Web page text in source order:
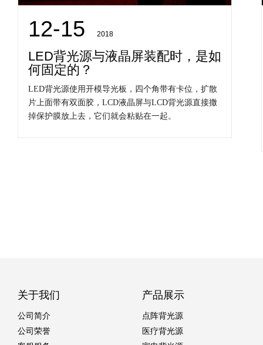
12-15 2018
LED背光源与液晶屏装配时，是如
何固定的？
LED背光源使用开模导光板，四个角带有卡位，扩散
片上面带有双面胶，LCD液晶屏与LCD背光源直接撒
掉保护膜放上去，它们就会粘贴在一起。
关于我们
公司简介
公司荣誉
产品展示
点阵背光源
医疗背光源